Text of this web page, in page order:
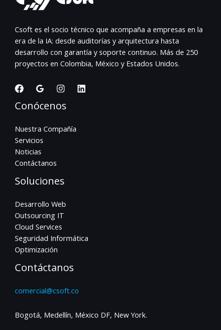
Csoft es el socio técnico que acompaña a empresas en la
era de la IA: desde auditorías y arquitectura hasta
desarrollo con garantía y soporte continuo. Más de 250
proyectos en Colombia, México y Estados Unidos.
Conócenos
Nuestra Compañía
Servicios
Noticias
Contáctanos
Soluciones
Desarrollo Web
Outsourcing IT
Cloud Services
Seguridad Informática
Optimización
Contáctanos
comercial@csoft.co
Bogotá, Medellín, México DF, New York.